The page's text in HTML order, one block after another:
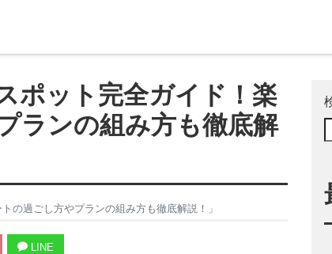
ポット完全ガイド！楽
ランの組み方も徹底解
の過ごし方やプランの組み方も徹底解説！」
LINE